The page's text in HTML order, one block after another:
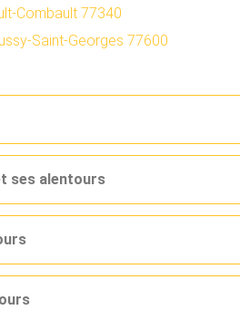
Combault 77340
Saint-Georges 77600
ses alentours